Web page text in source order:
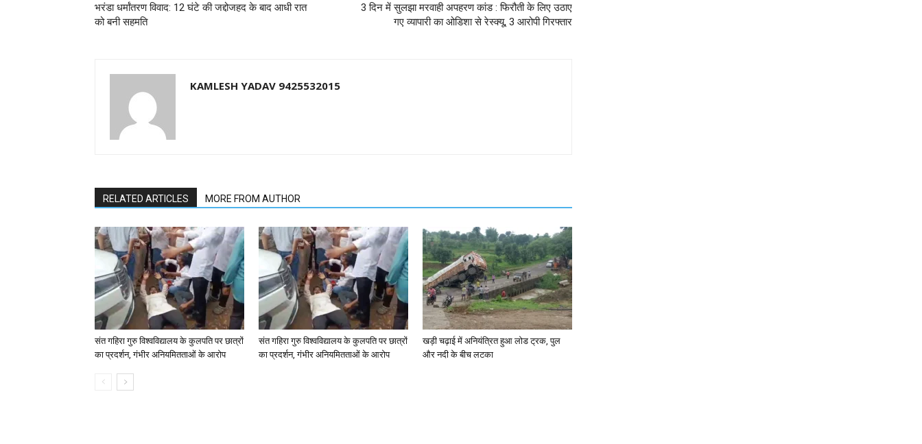
भरंडा धर्मांतरण विवाद: 12 घंटे की जद्दोजहद के बाद आधी रात
को बनी सहमति
3 दिन में सुलझा मरवाही अपहरण कांड : फिरौती के लिए उठाए
गए व्यापारी का ओडिशा से रेस्क्यू, 3 आरोपी गिरफ्तार
KAMLESH YADAV 9425532015
RELATED ARTICLES MORE FROM AUTHOR
संत गहिरा गुरु विश्वविद्यालय के कुलपति पर छात्रों
का प्रदर्शन, गंभीर अनियमितताओं के आरोप
संत गहिरा गुरु विश्वविद्यालय के कुलपति पर छात्रों
का प्रदर्शन, गंभीर अनियमितताओं के आरोप
खड़ी चढ़ाई में अनियंत्रित हुआ लोड ट्रक, पुल
और नदी के बीच लटका